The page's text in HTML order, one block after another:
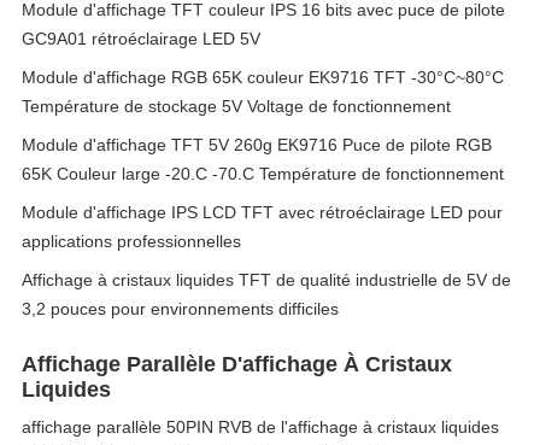
Module d'affichage TFT couleur IPS 16 bits avec puce de pilote
GC9A01 rétroéclairage LED 5V
Module d'affichage RGB 65K couleur EK9716 TFT -30°C~80°C
Température de stockage 5V Voltage de fonctionnement
Module d'affichage TFT 5V 260g EK9716 Puce de pilote RGB
65K Couleur large -20.C -70.C Température de fonctionnement
Module d'affichage IPS LCD TFT avec rétroéclairage LED pour
applications professionnelles
Affichage à cristaux liquides TFT de qualité industrielle de 5V de
3,2 pouces pour environnements difficiles
Affichage Parallèle D'affichage À Cristaux
Liquides
affichage parallèle 50PIN RVB de l'affichage à cristaux liquides